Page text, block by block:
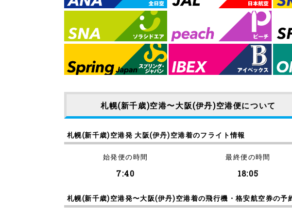
札幌(新千歳)空港〜大阪(伊丹)空港便について
札幌(新千歳)空港発 大阪(伊丹)空港着のフライト情報
始発便の時間
7:40
最終便の時間
18:05
札幌(新千歳)空港発〜大阪(伊丹)空港着の飛行機・格安航空券の予